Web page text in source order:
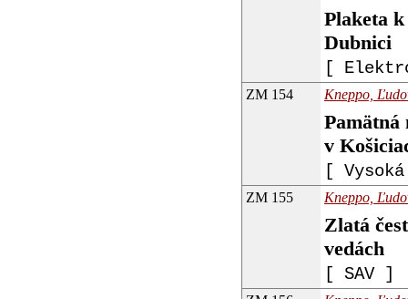
Plaketa
Dubnici
[
ZM 154 Kneppo,
Pamätná
v
[
ZM 155 Kneppo,
Zlatá
vedách
[ SAV ]